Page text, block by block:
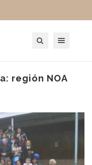
región NOA